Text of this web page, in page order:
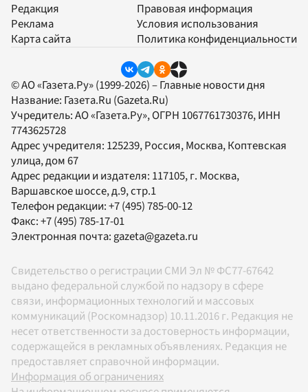
Редакция
Реклама
Карта сайта
Правовая информация
Условия использования
Политика конфиденциальности
© АО «Газета.Ру» (1999-2026) – Главные новости дня
Название: Газета.Ru (Gazeta.Ru)
Учредитель:АО «Газета.Ру», ОГРН 1067761730376, ИНН
7743625728
Адрес учредителя: 125239, Россия, Москва, Коптевская
улица, дом 67
Адрес редакции и издателя: 117105, г. Москва,
Варшавское шоссе, д.9, стр.1
Телефон редакции:+7 (495) 785-00-12
Факс:+7 (495) 785-17-01
Электронная почта: gazeta@gazeta.ru
Свидетельство о регистрации СМИ Эл № ФС77-67642
выдано федеральной службой по надзору в сфере
связи, информационных технологий и массовых
коммуникаций (Роскомнадзор) 10.11.2016 г. Редакция не
несет ответственности за достоверность информации,
содержащейся в рекламных объявлениях. Редакция не
предоставляет справочной информации.
Информация об ограничениях